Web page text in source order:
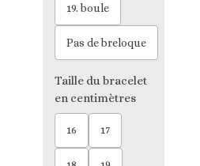
19. boule
Pas de breloque
Taille du bracelet
en centimètres
16 17